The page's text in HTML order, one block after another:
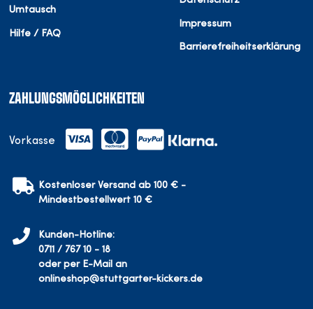
Umtausch
Hilfe / FAQ
Impressum
Barrierefreiheitserklärung
ZAHLUNGSMÖGLICHKEITEN
Vorkasse
Kostenloser Versand ab 100 € -
Mindestbestellwert 10 €
Kunden-Hotline:
0711 / 767 10 - 18
oder per E-Mail an
onlineshop@stuttgarter-kickers.de